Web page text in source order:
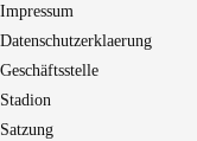
Impressum
Datenschutzerklaerung
Geschäftsstelle
Stadion
Satzung